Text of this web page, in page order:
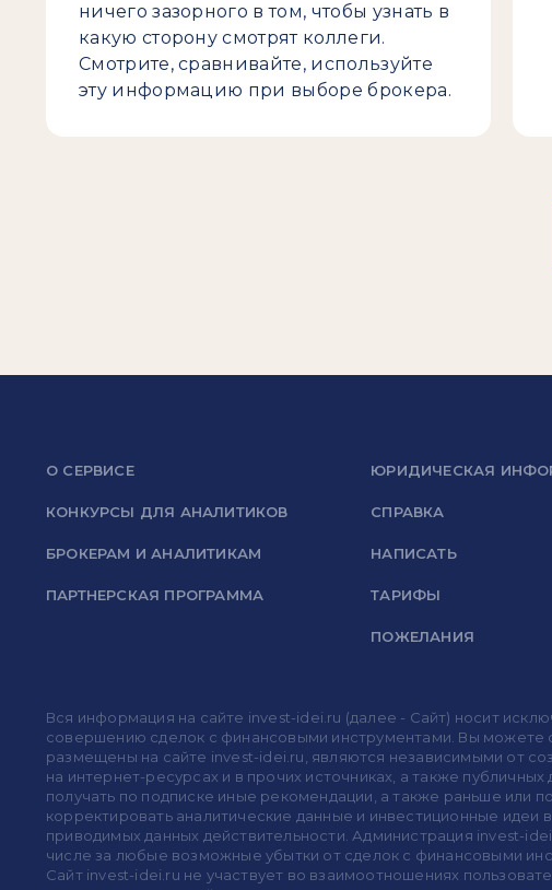
ничего зазорного в том, чтобы узнать в
какую сторону смотрят коллеги.
Смотрите, сравнивайте, используйте
эту информацию при выборе брокера.
О СЕРВИСЕ
КОНКУРСЫ ДЛЯ АНАЛИТИКОВ
БРОКЕРАМ И АНАЛИТИКАМ
ПАРТНЕРСКАЯ ПРОГРАММА
ЮРИДИЧЕСКАЯ
СПРАВКА
НАПИСАТЬ
ТАРИФЫ
ПОЖЕЛАНИЯ
Вся информация на сайте invest-idei.ru (далее - Сайт) носит
совершению сделок с финансовыми инструментами. Вы можете
размещены на сайте invest-idei.ru, являются независимыми от
на интернет-ресурсах и в прочих источниках, а также
получать по подписке иные рекомендации, а также раньше или
корректировать аналитические данные и инвестиционные
приводимых данных действительности. Администрация invest-
числе за любые возможные убытки от сделок с финансовыми
Сайт invest-idei.ru не участвует во взаимоотношениях